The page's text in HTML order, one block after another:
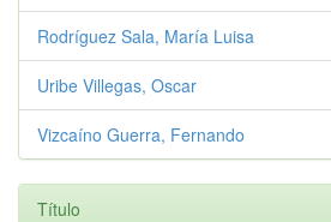
Rodríguez Sala, María Luisa
Uribe Villegas, Oscar
Vizcaíno Guerra, Fernando
Título